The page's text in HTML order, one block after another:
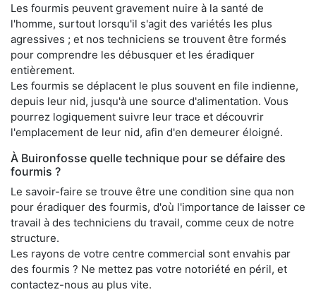
Les fourmis peuvent gravement nuire à la santé de
l'homme, surtout lorsqu'il s'agit des variétés les plus
agressives ; et nos techniciens se trouvent être formés
pour comprendre les débusquer et les éradiquer
entièrement.
Les fourmis se déplacent le plus souvent en file indienne,
depuis leur nid, jusqu'à une source d'alimentation. Vous
pourrez logiquement suivre leur trace et découvrir
l'emplacement de leur nid, afin d'en demeurer éloigné.
À Buironfosse quelle technique pour se défaire des
fourmis ?
Le savoir-faire se trouve être une condition sine qua non
pour éradiquer des fourmis, d'où l'importance de laisser ce
travail à des techniciens du travail, comme ceux de notre
structure.
Les rayons de votre centre commercial sont envahis par
des fourmis ? Ne mettez pas votre notoriété en péril, et
contactez-nous au plus vite.